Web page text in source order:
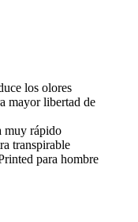
los olores
mayor libertad de
muy rápido
transpirable
para hombre